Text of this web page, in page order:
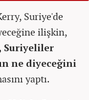
Suriye'de
ilişkin,
Suriyeliler
ne diyeceğini
yaptı.